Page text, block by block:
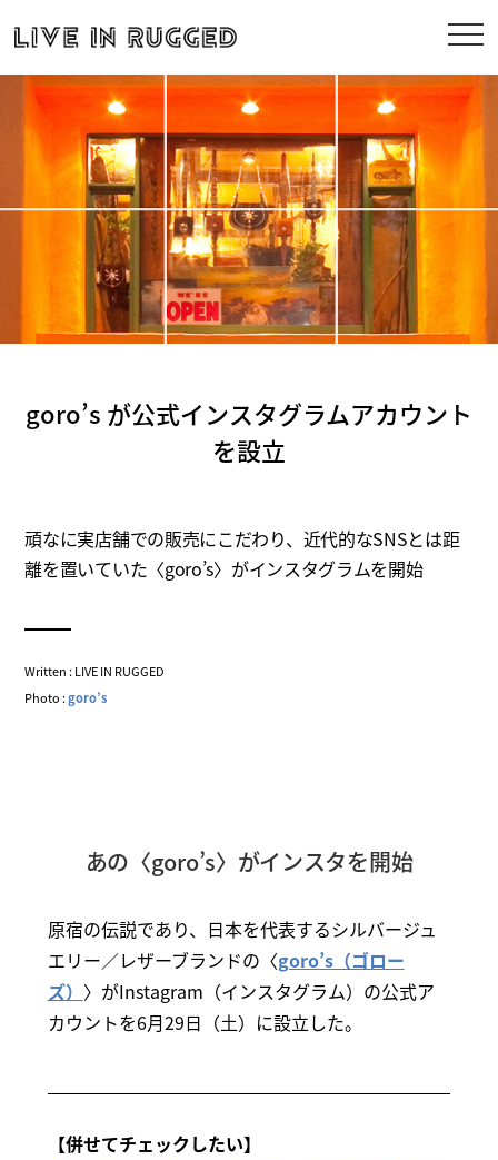
goro’s が公式インスタグラムアカウント
を設立
頑なに実店舗での販売にこだわり、近代的なSNSとは距
離を置いていた〈goro’s〉がインスタグラムを開始
Written : LIVE IN RUGGED
Photo :goro’s
あの〈goro’s〉がインスタを開始
原宿の伝説であり、日本を代表するシルバージュ
エリー／レザーブランドの〈goro’s（ゴロー
ズ） 〉がInstagram（インスタグラム）の公式ア
カウントを6月29日（土）に設立した。
【併せてチェックしたい】